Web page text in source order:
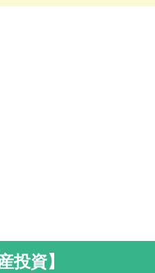
投資】